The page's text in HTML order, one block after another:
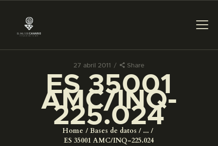
27 abril 2011 Share
ES 35001
AMC/INQ-
225.024
Home Bases de datos
...
ES 35001 AMC/INQ-225.024
PREPARAR LA VISITA
ACTIVIDADES